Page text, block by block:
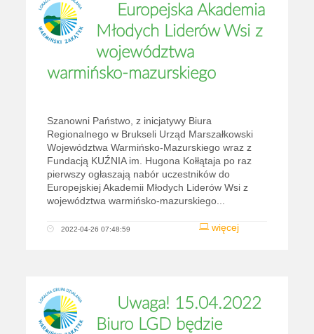
Europejska Akademia
Młodych Liderów Wsi z
województwa
warmińsko-mazurskiego
Szanowni Państwo, z inicjatywy Biura
Regionalnego w Brukseli Urząd Marszałkowski
Województwa Warmińsko-Mazurskiego wraz z
Fundacją KUŹNIA im. Hugona Kołłątaja po raz
pierwszy ogłaszają nabór uczestników do
Europejskiej Akademii Młodych Liderów Wsi z
województwa warmińsko-mazurskiego...
więcej
2022-04-26 07:48:59
Uwaga! 15.04.2022
Biuro LGD będzie